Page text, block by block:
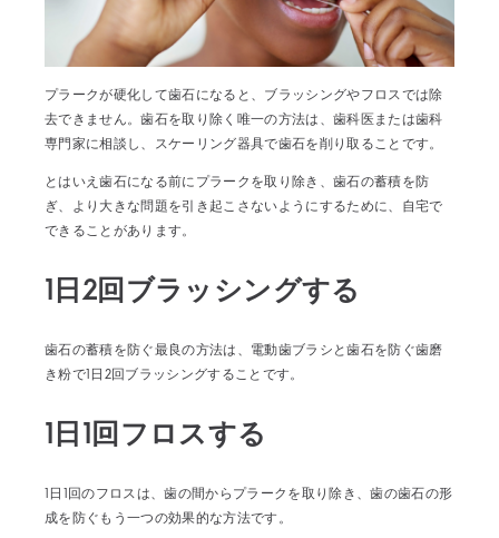
プラークが硬化して歯石になると、ブラッシングやフロスでは除
去できません。歯石を取り除く唯一の方法は、歯科医または歯科
専門家に相談し、スケーリング器具で歯石を削り取ることです。
とはいえ歯石になる前にプラークを取り除き、歯石の蓄積を防
ぎ、より大きな問題を引き起こさないようにするために、自宅で
できることがあります。
1日2回ブラッシングする
歯石の蓄積を防ぐ最良の方法は、電動歯ブラシと歯石を防ぐ歯磨
き粉で1日2回ブラッシングすることです。
1日1回フロスする
1日1回のフロスは、歯の間からプラークを取り除き、歯の歯石の形
成を防ぐもう一つの効果的な方法です。